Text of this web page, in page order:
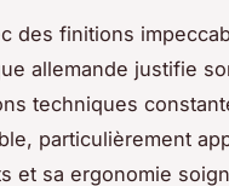
des finitions
allemande justifie
techniques
particulièrement
et sa ergonomie